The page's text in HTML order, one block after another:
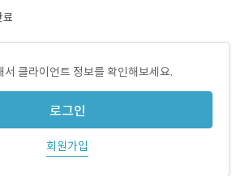
료
서 클라이언트 정보를 확인해보세요.
로그인
회원가입